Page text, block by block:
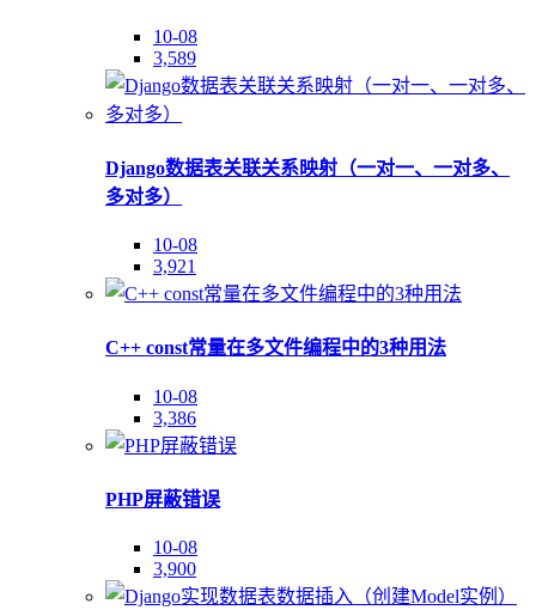
10-08
3,589
Django数据表关联关系映射（一对一、一对多、
多对多）
10-08
3,921
C++ const常量在多文件编程中的3种用法
10-08
3,386
PHP屏蔽错误
10-08
3,900